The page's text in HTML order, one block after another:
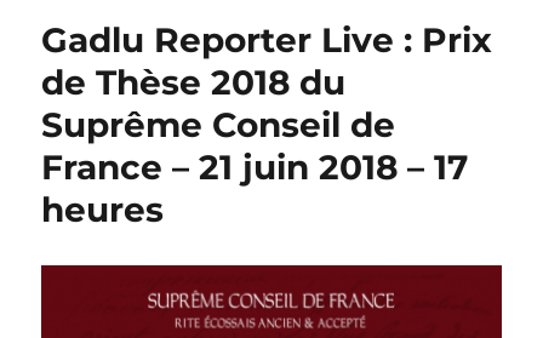
Gadlu Reporter Live : Prix
de Thèse 2018 du
Suprême Conseil de
France – 21 juin 2018 – 17
heures